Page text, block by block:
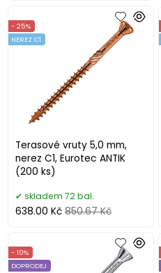
Terasové vruty 5,0 mm,
nerez C1, Eurotec ANTIK
(200 ks)
- 25%
NEREZ C1
skladem 72 bal.
638.00 Kč 850.67 Kč
- 10%
DOPRODEJ